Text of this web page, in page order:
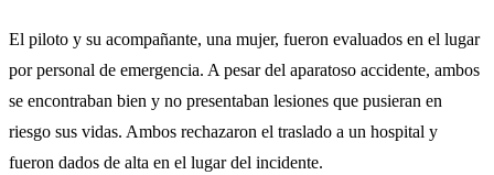
El piloto y su acompañante, una mujer, fueron evaluados en el lugar
por personal de emergencia. A pesar del aparatoso accidente, ambos
se encontraban bien y no presentaban lesiones que pusieran en
riesgo sus vidas. Ambos rechazaron el traslado a un hospital y
fueron dados de alta en el lugar del incidente.